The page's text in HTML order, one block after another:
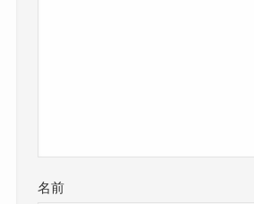
名前